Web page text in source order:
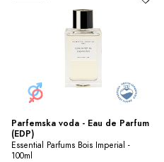
Parfemska voda - Eau de Parfum
(EDP)
Essential Parfums Bois Imperial -
100ml